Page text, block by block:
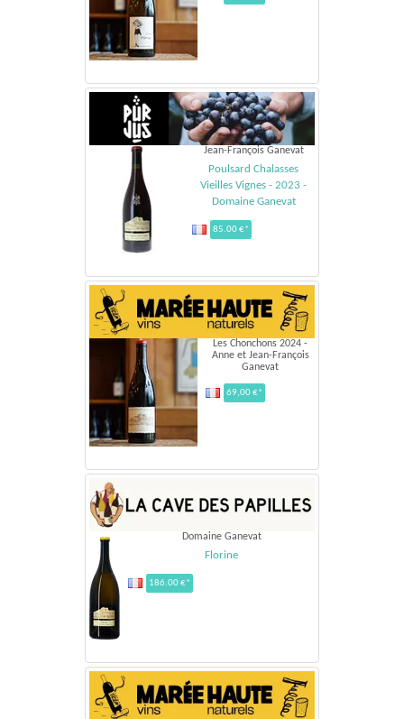
Jean-François Ganevat
Poulsard Chalasses
Vieilles Vignes - 2023 -
Domaine Ganevat
85.00 €*
Les Chonchons 2024 -
Anne et Jean-François
Ganevat
69,00 €*
Domaine Ganevat
Florine
186.00 €*